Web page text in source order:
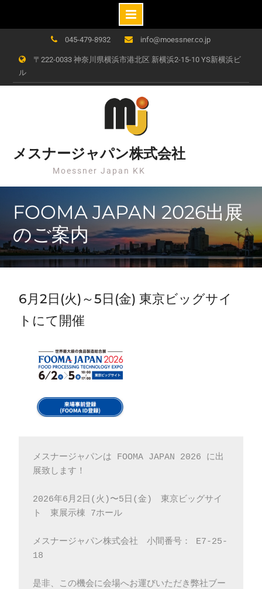
content
045-479-8932 info@moessner.co.jp
〒222-0033 神奈川県横浜市港北区 新横浜2-15-10 YS新横浜ビ
ル
メスナージャパン株式会社
Moessner Japan KK
FOOMA JAPAN 2026出展
のご案内
6月2日(火)～5日(金) 東京ビッグサイ
トにて開催
メスナージャパンは FOOMA JAPAN 2026 に出
展致します！
2026年6月2日(火)〜5日(金)　東京ビッグサイ
ト　東展示棟 7ホール
メスナージャパン株式会社　小間番号： E7-25-
18
是非、この機会に会場へお運びいただき弊社ブー